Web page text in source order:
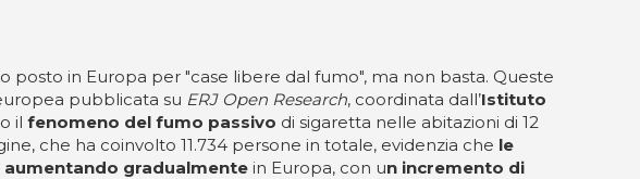
posto in Europa per "case libere dal fumo", ma non basta. Queste
pubblicata su ERJ Open Research, coordinata dall’Istituto
il fenomeno del fumo passivo di sigaretta nelle abitazioni di 12
che ha coinvolto 11.734 persone in totale, evidenzia che le
gradualmente in Europa, con un incremento di